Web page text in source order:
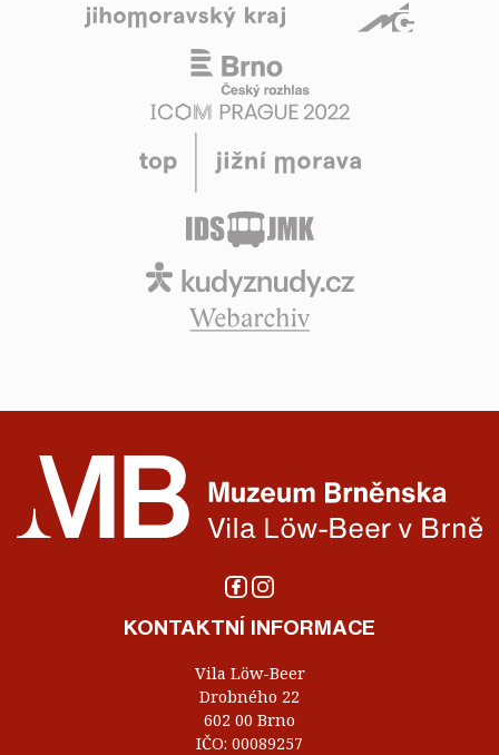
KONTAKTNÍ INFORMACE
Vila Löw-Beer
Drobného 22
602 00 Brno
IČO: 00089257